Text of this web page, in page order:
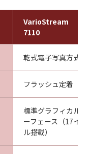
VarioStream
7110
乾式電子写真方式
フラッシュ定着
標準グラフィカル
ーフェース（17イ
ル搭載）